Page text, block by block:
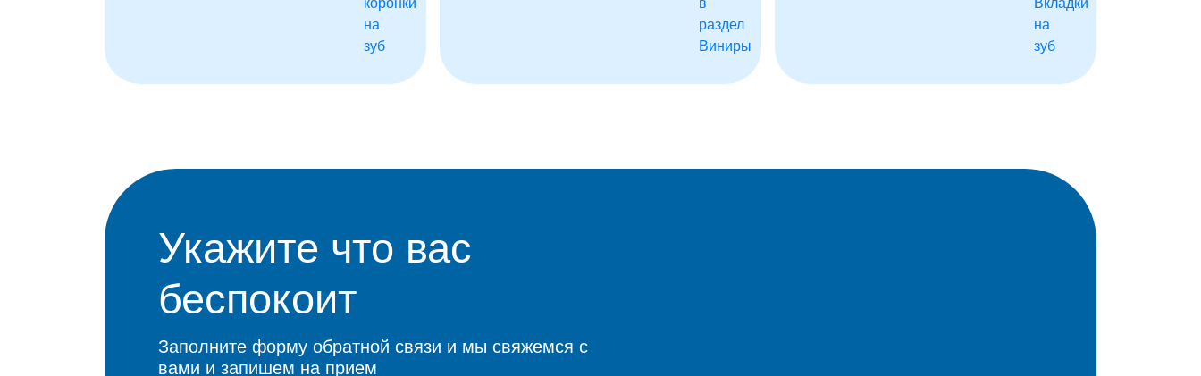
Укажите что вас
беспокоит
Заполните форму обратной связи и мы свяжемся с
вами и запишем на прием